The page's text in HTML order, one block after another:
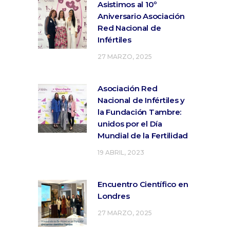
Asistimos al 10º
Aniversario Asociación
Red Nacional de
Infértiles
27 MARZO, 2025
Asociación Red
Nacional de Infértiles y
la Fundación Tambre:
unidos por el Día
Mundial de la Fertilidad
19 ABRIL, 2023
Encuentro Científico en
Londres
27 MARZO, 2025